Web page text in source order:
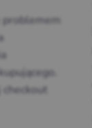
problemem